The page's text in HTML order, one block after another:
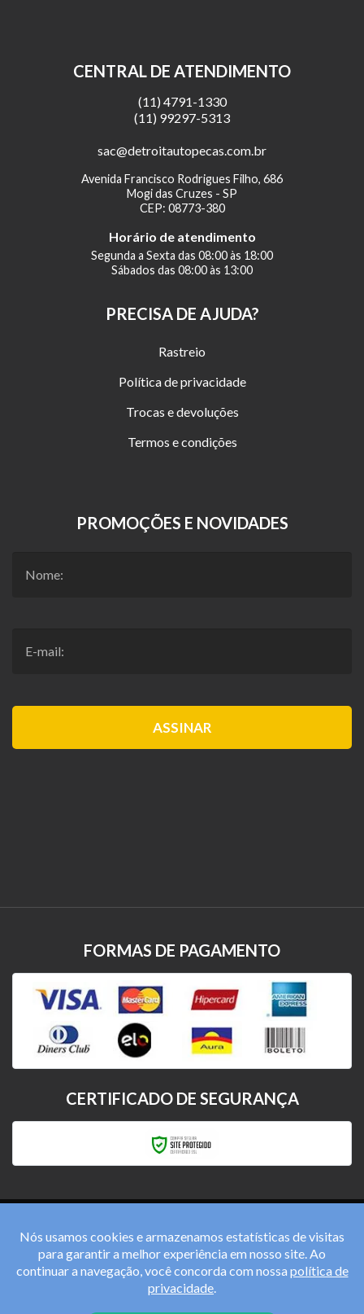
CENTRAL DE ATENDIMENTO
(11) 4791-1330
(11) 99297-5313
sac@detroitautopecas.com.br
Avenida Francisco Rodrigues Filho, 686
Mogi das Cruzes - SP
CEP: 08773-380
Horário de atendimento
Segunda a Sexta das 08:00 às 18:00
Sábados das 08:00 às 13:00
PRECISA DE AJUDA?
Rastreio
Política de privacidade
Trocas e devoluções
Termos e condições
PROMOÇÕES E NOVIDADES
ASSINAR
FORMAS DE PAGAMENTO
CERTIFICADO DE SEGURANÇA
Detroit de Mogi Com de Auto Pecas e Acessórios Ltda.
CNPJ: 66.953.233/0001-17
Nós usamos cookies e armazenamos estatísticas de visitas
para garantir a melhor experiência em nosso site. Ao
continuar a navegação, você concorda com nossa política de
privacidade.